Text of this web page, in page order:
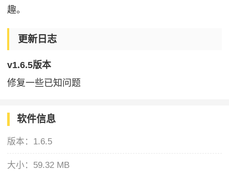
趣。
更新日志
v1.6.5版本
修复一些已知问题
软件信息
版本： 1.6.5
大小： 59.32 MB